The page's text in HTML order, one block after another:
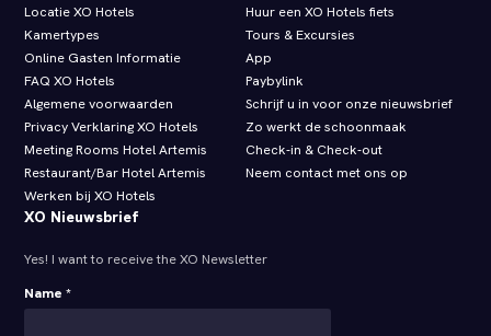
Locatie XO Hotels
Kamertypes
Online Gasten Informatie
FAQ XO Hotels
Algemene voorwaarden
Privacy Verklaring XO Hotels
Meeting Rooms Hotel Artemis
Restaurant/Bar Hotel Artemis
Werken bij XO Hotels
Huur een XO Hotels fiets
Tours & Excursies
App
Paybylink
Schrijf u in voor onze nieuwsbrief
Zo werkt de schoonmaak
Check‑in & Check‑out
Neem contact met ons op
XO Nieuwsbrief
Yes! I want to receive the XO Newsletter
Name *